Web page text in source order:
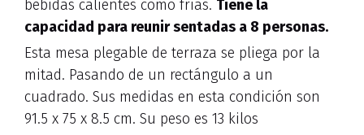
bebidas calientes como frías. Tiene la
capacidad para reunir sentadas a 8 personas.
Esta mesa plegable de terraza se pliega por la
mitad. Pasando de un rectángulo a un
cuadrado. Sus medidas en esta condición son
91.5 x 75 x 8.5 cm. Su peso es 13 kilos